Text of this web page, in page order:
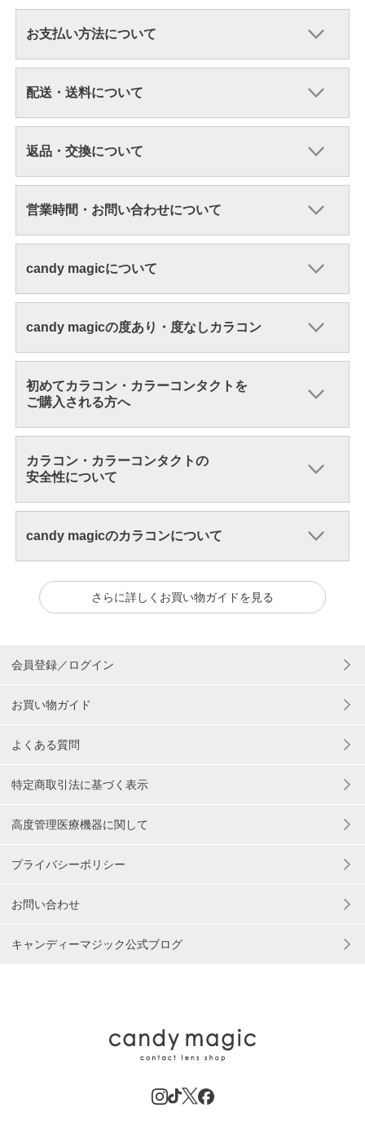
お支払い方法について
配送・送料について
返品・交換について
営業時間・お問い合わせについて
candy magicについて
candy magicの度あり・度なしカラコン
初めてカラコン・カラーコンタクトを
ご購入される方へ
カラコン・カラーコンタクトの
安全性について
candy magicのカラコンについて
さらに詳しくお買い物ガイドを見る
会員登録／ログイン
お買い物ガイド
よくある質問
特定商取引法に基づく表示
高度管理医療機器に関して
プライバシーポリシー
お問い合わせ
キャンディーマジック公式ブログ